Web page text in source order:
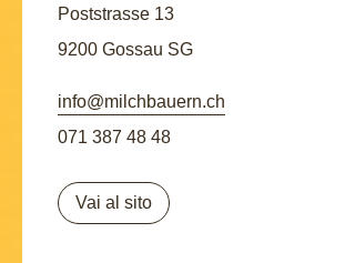
Poststrasse 13
9200 Gossau SG
info@milchbauern.ch
071 387 48 48
Vai al sito